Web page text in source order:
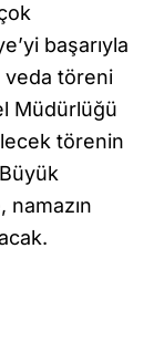
başarıyla
veda töreni
Müdürlüğü
törenin
namazın